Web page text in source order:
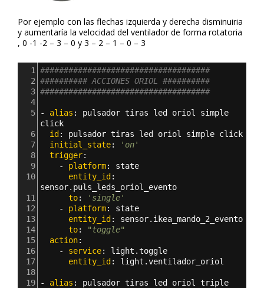
Por ejemplo con las flechas izquierda y derecha disminuiria
y aumentaría la velocidad del ventilador de forma rotatoria
, 0 -1 -2 – 3 – 0 y 3 – 2 – 1 – 0 – 3
1
####################################
2 ########## ACCIONES ORIOL ##########
3 ####################################
4
5
- alias : pulsador tiras led oriol simple
click
6
  id
: pulsador tiras led oriol simple click
7
  initial_state
:
'on'
8
  trigger
:
9
- platform: state
10
entity_id
sensor.puls_leds_oriol_evento
11
to:
'single'
12
- platform: state
13
entity_id: sensor.ikea_mando_2_evento
14
to:
"toggle"
15
  action
16
- service: light.toggle
17
entity_id: light.ventilador_oriol
18
19
- alias : pulsador tiras led oriol triple